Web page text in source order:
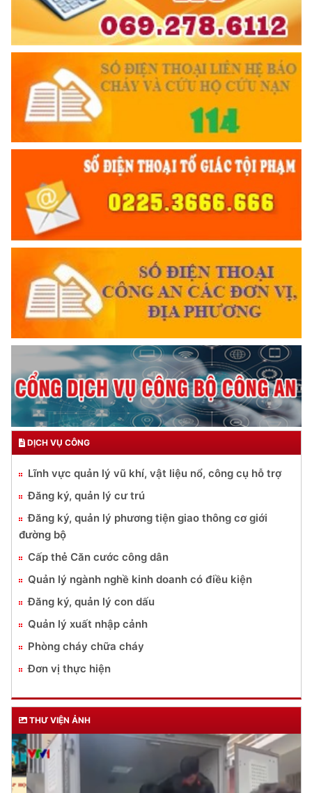
DỊCH VỤ CÔNG
Lĩnh vực quản lý vũ khí, vật liệu nổ, công cụ hỗ trợ
Đăng ký, quản lý cư trú
Đăng ký, quản lý phương tiện giao thông cơ giới
đường bộ
Cấp thẻ Căn cước công dân
Quản lý ngành nghề kinh doanh có điều kiện
Đăng ký, quản lý con dấu
Quản lý xuất nhập cảnh
Phòng cháy chữa cháy
Đơn vị thực hiện
THƯ VIỆN ẢNH